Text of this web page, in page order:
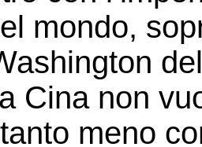
mondo,
Cina non
meno